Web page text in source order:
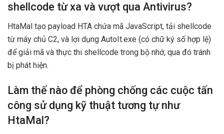
shellcode từ xa và vượt qua Antivirus?
HtaMal tạo payload HTA chứa mã JavaScript, tải shellcode
từ máy chủ C2, và lợi dụng AutoIt.exe (có chữ ký số hợp lệ)
để giải mã và thực thi shellcode trong bộ nhớ, qua đó tránh
bị phát hiện.
Làm thế nào để phòng chống các cuộc tấn
công sử dụng kỹ thuật tương tự như
HtaMal?